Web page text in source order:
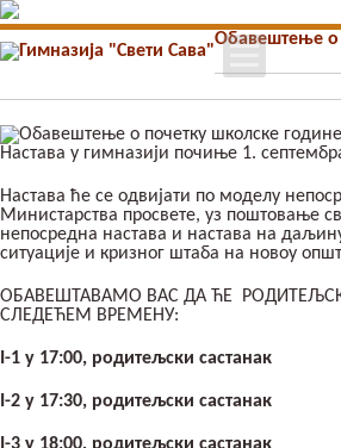
Почетна
Школа
Вести
Упис
Пројекти
Обавештење о
Настава у гимназији почиње 1.
Настава ће се одвијати по моделу
Министарства просвете, уз поштовање
непосредна настава и настава на
ситуације и кризног штаба на новоу
ОБАВЕШТАВАМО ВАС ДА ЋЕ
СЛЕДЕЋЕМ ВРЕМЕНУ:
I-1 у 17:00, родитељски састанак
I-2 у 17:30, родитељски састанак